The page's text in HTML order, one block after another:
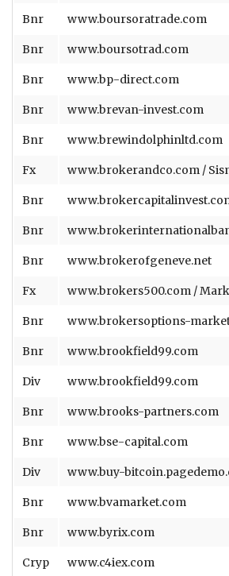
Bnr www.boursoratrade.com
Bnr www.boursotrad.com
Bnr www.bp-direct.com
Bnr www.brevan-invest.com
Bnr www.brewindolphinltd.com
Fx www.brokerandco.com /
Bnr
Bnr
Bnr www.brokerofgeneve.net
Fx www.brokers500.com /
Bnr www.brokersoptions-
Bnr www.brookfield99.com
Div www.brookfield99.com
Bnr www.brooks-partners.com
Bnr www.bse-capital.com
Div www.buy-
Bnr www.bvamarket.com
Bnr www.byrix.com
Cryp www.c4iex.com